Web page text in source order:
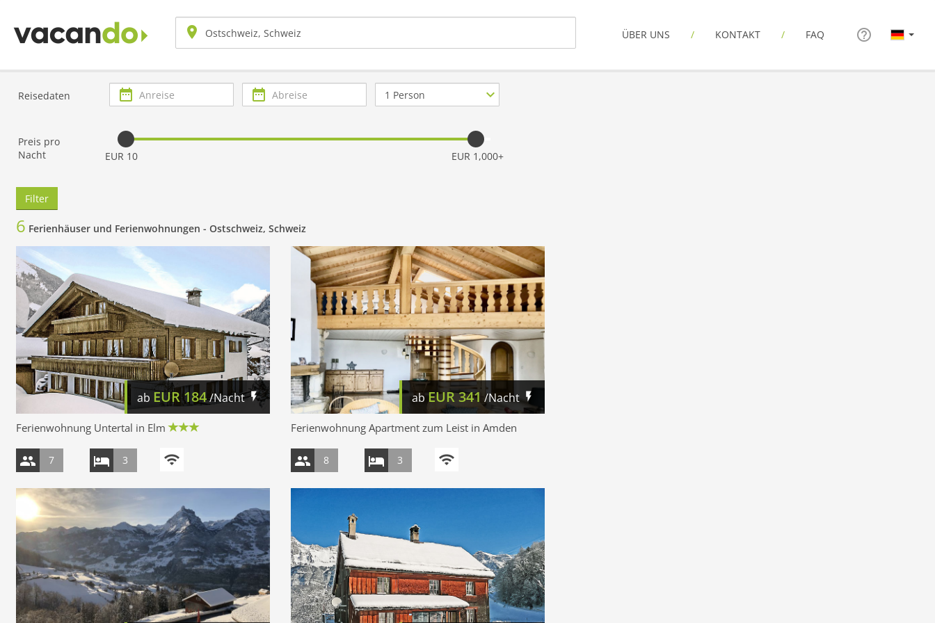
ÜBER UNS KONTAKT FAQ
Reisedaten Anreise Abreise
Anzahl
Personen
Preis pro
Nacht
EUR 10 EUR 1,000+
Filter
6 Ferienhäuser und Ferienwohnungen - Ostschweiz, Schweiz
ab EUR 184/Nacht
Ferienwohnung Untertal in Elm
7 3
ab EUR341 /Nacht
Ferienwohnung Apartment zum Leist in Amden
8 3